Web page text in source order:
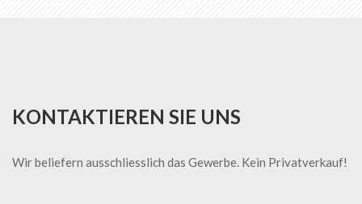
KONTAKTIEREN SIE UNS
Wir beliefern ausschliesslich das Gewerbe. Kein Privatverkauf!